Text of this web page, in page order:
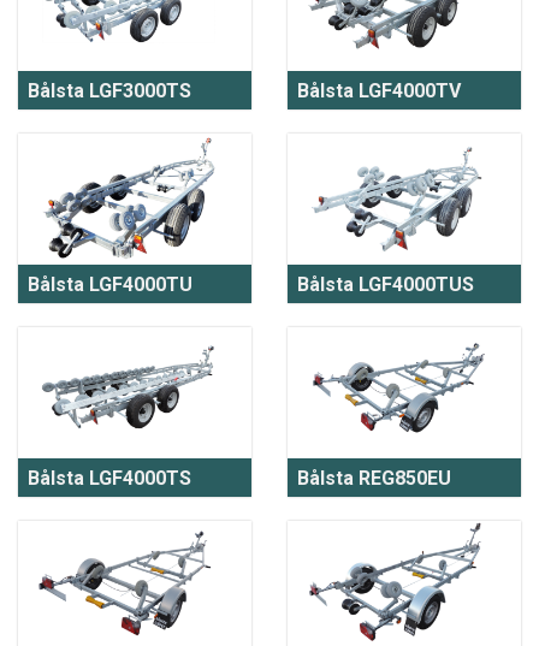
Bålsta LGF3000TS Bålsta LGF4000TV
Bålsta LGF4000TU Bålsta LGF4000TUS
Bålsta LGF4000TS Bålsta REG850EU